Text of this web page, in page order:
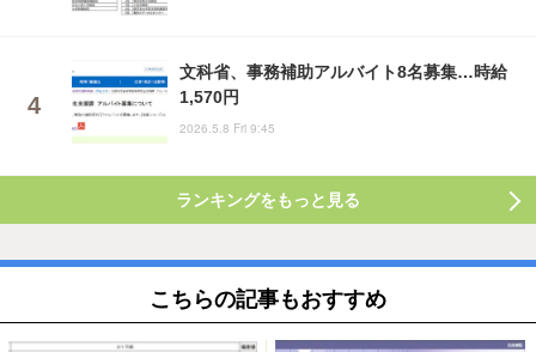
文科省、事務補助アルバイト8名募集…時給
1,570円
2026.5.8 Fri 9:45
ランキングをもっと見る
こちらの記事もおすすめ